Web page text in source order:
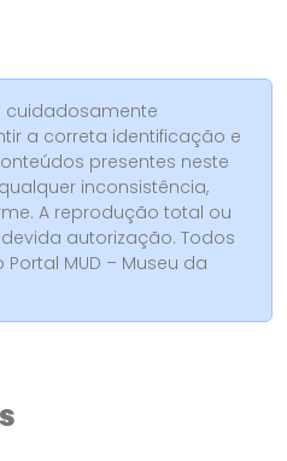
cuidadosamente
a correta identificação e
presentes neste
inconsistência,
A reprodução total ou
autorização. Todos
MUD – Museu da